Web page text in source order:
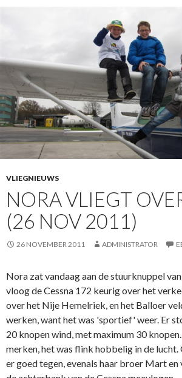
VLIEGNIEUWS
NORA VLIEGT
(26 NOV 2011)
26 NOVEMBER 2011 ADMINISTRATOR
Nora zat vandaag aan de stuurknuppel
vloog de Cessna 172 keurig over het
over het Nije Hemelriek, en het Balloer
werken, want het was 'sportief' weer. Er
20 knopen wind, met maximum 30
merken, het was flink hobbelig in de
er goed tegen, evenals haar broer Mart en